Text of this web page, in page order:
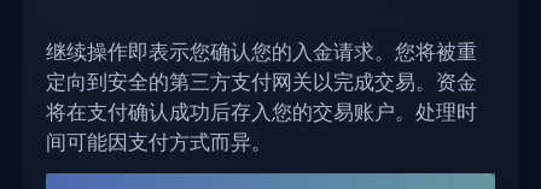
继续操作即表示您确认您的入金请求。您将被重
定向到安全的第三方支付网关以完成交易。资金
将在支付确认成功后存入您的交易账户。处理时
间可能因支付方式而异。